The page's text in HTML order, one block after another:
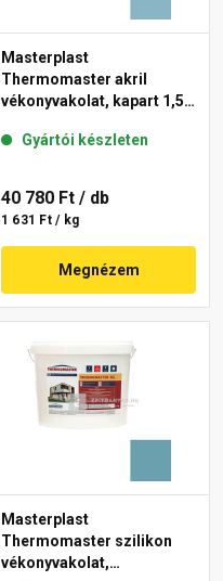
Masterplast
Thermomaster akril
vékonyvakolat, kapart 1,5
Gyártói készleten
40 780 Ft / db
1 631 Ft / kg
Megnézem
Masterplast
Thermomaster szilikon
vékonyvakolat,